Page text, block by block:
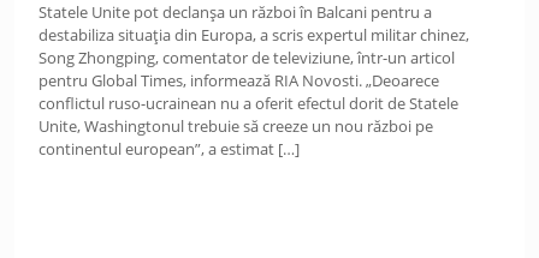
Statele Unite pot declanșa un război în Balcani pentru a
destabiliza situația din Europa, a scris expertul militar chinez,
Song Zhongping, comentator de televiziune, într-un articol
pentru Global Times, informează RIA Novosti. „Deoarece
conflictul ruso-ucrainean nu a oferit efectul dorit de Statele
Unite, Washingtonul trebuie să creeze un nou război pe
continentul european”, a estimat […]